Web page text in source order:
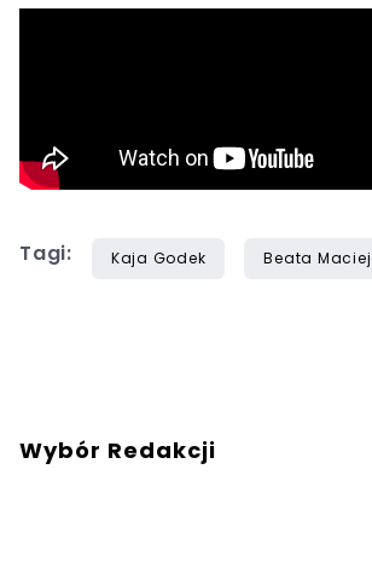
Tagi: Kaja Godek Beata
Wybór Redakcji